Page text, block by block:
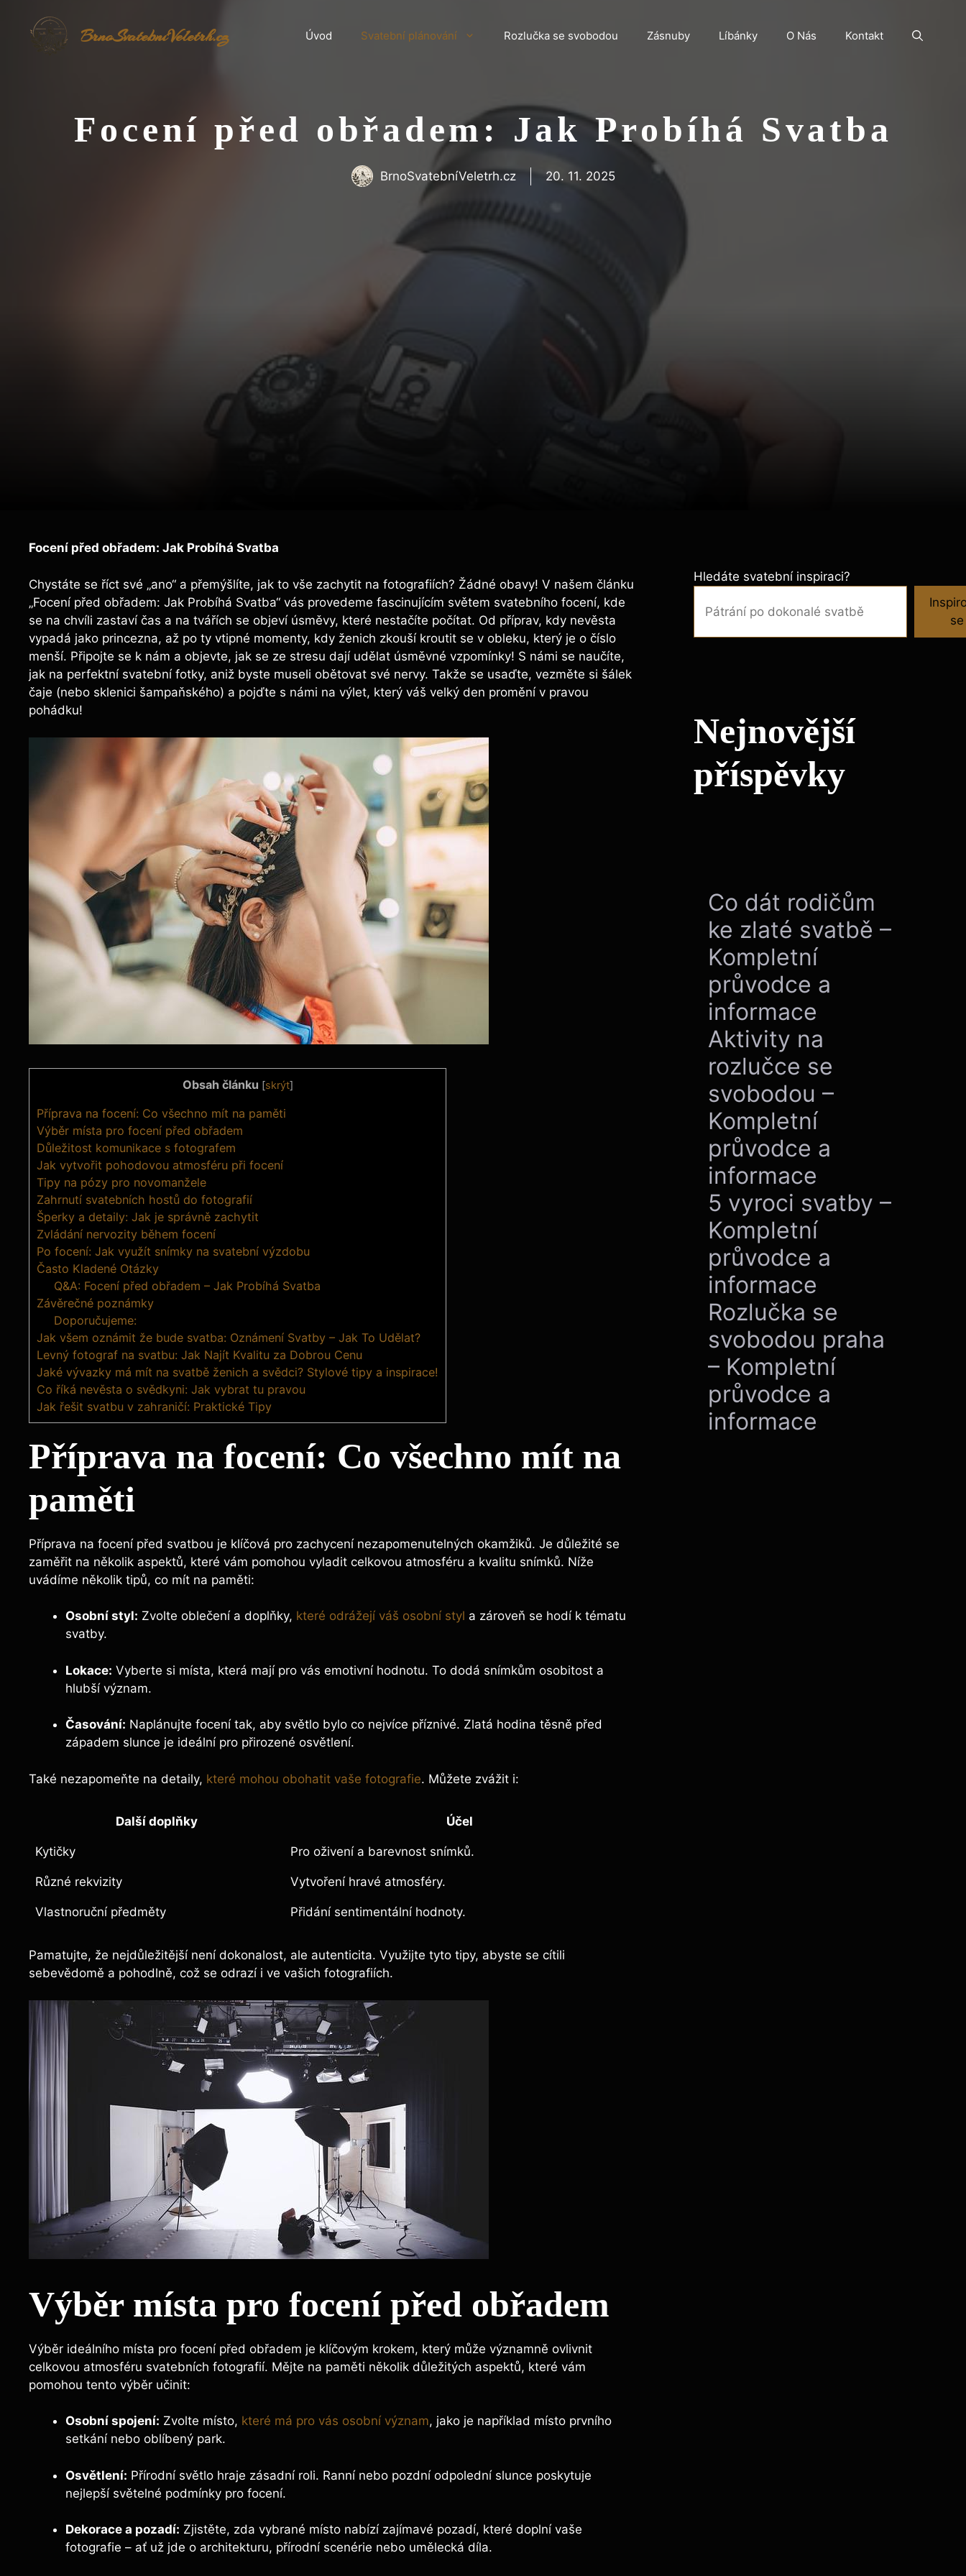
BrnoSvatebníVeletrh.cz Úvod Svatební plánování Rozlučka se svobodou Zásnuby Líbánky O Nás Kontakt
Focení před obřadem: Jak Probíhá Svatba
BrnoSvatebníVeletrh.cz 20. 11. 2025
Focení před obřadem: Jak Probíhá Svatba
Chystáte se říct své „ano“ a přemýšlíte, jak to vše zachytit na fotografiích? Žádné obavy! V našem článku
„Focení před obřadem: Jak Probíhá Svatba“ vás provedeme fascinujícím světem svatebního focení, kde
se na chvíli zastaví čas a na tvářích se objeví úsměvy, které nestačíte počítat. Od příprav, kdy nevěsta
vypadá jako princezna, až po ty vtipné momenty, kdy ženich zkouší kroutit se v obleku, který je o číslo
menší. Připojte se k nám a objevte, jak se ze stresu dají udělat úsměvné vzpomínky! S námi se naučíte,
jak na perfektní svatební fotky, aniž byste museli obětovat své nervy. Takže se usaďte, vezměte si šálek
čaje (nebo sklenici šampaňského) a pojďte s námi na výlet, který váš velký den promění v pravou
pohádku!
Obsah článku [skrýt]
Příprava na focení: Co všechno mít na paměti
Výběr místa pro focení před obřadem
Důležitost komunikace s fotografem
Jak vytvořit pohodovou atmosféru při focení
Tipy na pózy pro novomanžele
Zahrnutí svatebních hostů do fotografií
Šperky a detaily: Jak je správně zachytit
Zvládání nervozity během focení
Po focení: Jak využít snímky na svatební výzdobu
Často Kladené Otázky
Q&A: Focení před obřadem – Jak Probíhá Svatba
Závěrečné poznámky
Doporučujeme:
Jak všem oznámit že bude svatba: Oznámení Svatby – Jak To Udělat?
Levný fotograf na svatbu: Jak Najít Kvalitu za Dobrou Cenu
Jaké vývazky má mít na svatbě ženich a svědci? Stylové tipy a inspirace!
Co říká nevěsta o svědkyni: Jak vybrat tu pravou
Jak řešit svatbu v zahraničí: Praktické Tipy
Příprava na focení: Co všechno mít na
paměti
Příprava na focení před svatbou je klíčová pro zachycení nezapomenutelných okamžiků. Je důležité se
zaměřit na několik aspektů, které vám pomohou vyladit celkovou atmosféru a kvalitu snímků. Níže
uvádíme několik tipů, co mít na paměti:
Osobní styl: Zvolte oblečení a doplňky, které odrážejí váš osobní styl a zároveň se hodí k tématu
svatby.
Lokace: Vyberte si místa, která mají pro vás emotivní hodnotu. To dodá snímkům osobitost a
hlubší význam.
Časování: Naplánujte focení tak, aby světlo bylo co nejvíce příznivé. Zlatá hodina těsně před
západem slunce je ideální pro přirozené osvětlení.
Také nezapomeňte na detaily, které mohou obohatit vaše fotografie. Můžete zvážit i:
Další doplňky Účel
Kytičky Pro oživení a barevnost snímků.
Různé rekvizity Vytvoření hravé atmosféry.
Vlastnoruční předměty Přidání sentimentální hodnoty.
Pamatujte, že nejdůležitější není dokonalost, ale autenticita. Využijte tyto tipy, abyste se cítili
sebevědomě a pohodlně, což se odrazí i ve vašich fotografiích.
Výběr místa pro focení před obřadem
Výběr ideálního místa pro focení před obřadem je klíčovým krokem, který může významně ovlivnit
celkovou atmosféru svatebních fotografií. Mějte na paměti několik důležitých aspektů, které vám
pomohou tento výběr učinit:
Osobní spojení: Zvolte místo, které má pro vás osobní význam, jako je například místo prvního
setkání nebo oblíbený park.
Osvětlení: Přírodní světlo hraje zásadní roli. Ranní nebo pozdní odpolední slunce poskytuje
nejlepší světelné podmínky pro focení.
Dekorace a pozadí: Zjistěte, zda vybrané místo nabízí zajímavé pozadí, které doplní vaše
fotografie – ať už jde o architekturu, přírodní scenérie nebo umělecká díla.
Hledáte svatební inspiraci?
se
Nejnovější
příspěvky
Co dát rodičům
ke zlaté svatbě –
Kompletní
průvodce a
informace
Aktivity na
rozlučce se
svobodou –
Kompletní
průvodce a
informace
5 vyroci svatby –
Kompletní
průvodce a
informace
Rozlučka se
svobodou praha
– Kompletní
průvodce a
informace